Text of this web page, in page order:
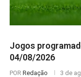
Jogos
04/08/2026
POR Redação 3 de